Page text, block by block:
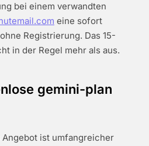
bei einem verwandten
eine sofort
Registrierung. Das 15-
in der Regel mehr als aus.
gemini-plan
ist umfangreicher